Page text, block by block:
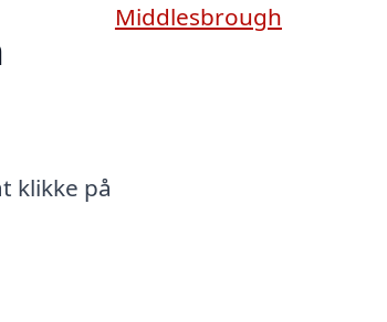
klikke på
Middlesbrough